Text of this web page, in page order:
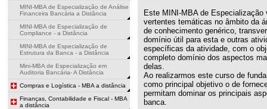
MINI-MBA de Especialização de Análise
Financeira Bancária a Distância
MINI-MBA de Especialização de
Compliance - a Distância
MINI-MBA de Especialização de
Estrutura da Banca - a Distância
Mini-MBA de Especialização em
Auditoria Bancária- A Distância
Compras e Logística - MBA a distância
Finanças, Contabilidade e Fiscal - MBA
a distância
Este MINI-MBA de
vertentes temáticas no âmbito da
de conhecimento genérico,
domínio útil para esta e outras
específicas da atividade, com o
completo domínio dos aspectos
delas.
Ao realizarmos este curso de
como principal objetivo o de
permitam dominar os principais
banca.